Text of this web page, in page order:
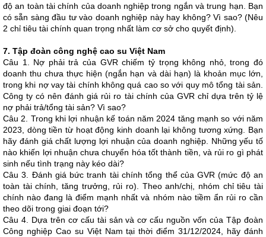
độ an toàn tài chính của doanh nghiệp trong ngắn và trung hạn. Bạn
có sẵn sàng đầu tư vào doanh nghiệp này hay không? Vì sao? (Nêu
2 chỉ tiêu tài chính quan trọng nhất làm cơ sở cho quyết định).
7. Tập đoàn công nghệ cao su Việt Nam
Câu 1. Nợ phải trả của GVR chiếm tỷ trọng không nhỏ, trong đó
doanh thu chưa thực hiện (ngắn hạn và dài hạn) là khoản mục lớn,
trong khi nợ vay tài chính không quá cao so với quy mô tổng tài sản.
Công ty có nên đánh giá rủi ro tài chính của GVR chỉ dựa trên tỷ lệ
nợ phải trả/tổng tài sản? Vì sao?
Câu 2. Trong khi lợi nhuận kế toán năm 2024 tăng mạnh so với năm
2023, dòng tiền từ hoạt động kinh doanh lại không tương xứng. Bạn
hãy đánh giá chất lượng lợi nhuận của doanh nghiệp. Những yếu tố
nào khiến lợi nhuận chưa chuyển hóa tốt thành tiền, và rủi ro gì phát
sinh nếu tình trạng này kéo dài?
Câu 3. Đánh giá bức tranh tài chính tổng thể của GVR (mức độ an
toàn tài chính, tăng trưởng, rủi ro). Theo anh/chị, nhóm chỉ tiêu tài
chính nào đang là điểm mạnh nhất và nhóm nào tiềm ẩn rủi ro cần
theo dõi trong giai đoạn tới?
Câu 4. Dựa trên cơ cấu tài sản và cơ cấu nguồn vốn của Tập đoàn
Công nghiệp Cao su Việt Nam tại thời điểm 31/12/2024, hãy đánh